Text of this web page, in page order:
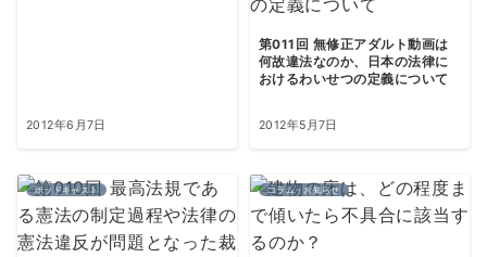
2012年6月7日
第011回 無修正アダルト動画は
何故違法なのか、日本の法律に
おけるわいせつの定義について
2012年5月7日
ポッドキャスト コラム・お知らせ